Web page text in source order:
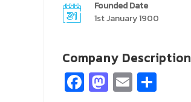
Founded Date
1st January 1900
Company Description
Facebook
Mastodon
Email